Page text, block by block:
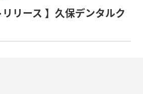
リリース 】久保デンタルク